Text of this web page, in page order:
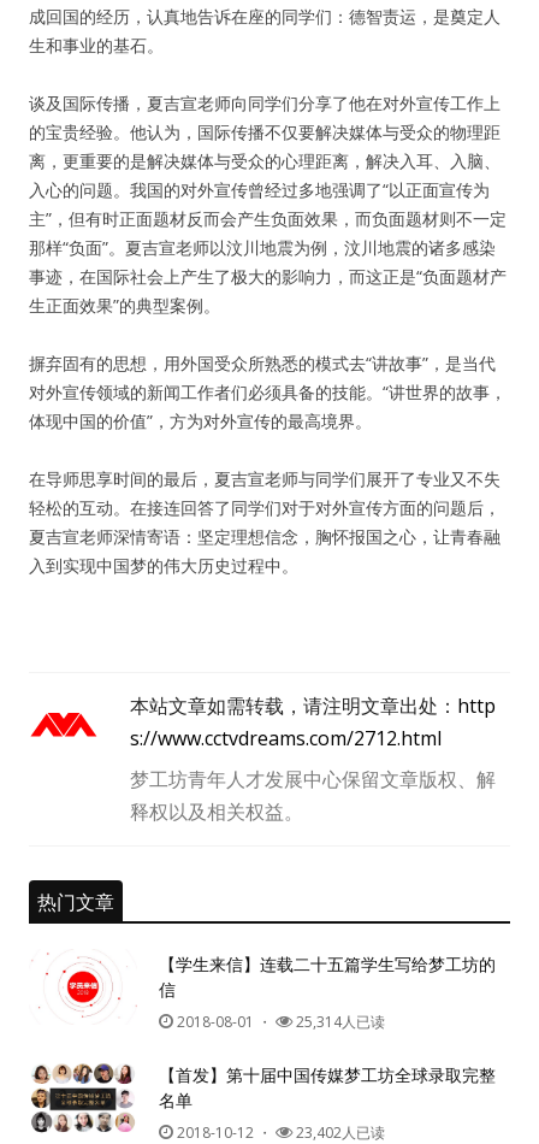
成回国的经历，认真地告诉在座的同学们：德智责运，是奠定⼈
生和事业的基⽯。
谈及国际传播，夏吉宣老师向同学们分享了他在对外宣传工作上
的宝贵经验。他认为，国际传播不仅要解决媒体与受众的物理距
离，更重要的是解决媒体与受众的⼼理距离，解决⼊耳、⼊脑、
⼊心的问题。我国的对外宣传曾经过多地强调了“以正面宣传为
主”，但有时正面题材反而会产生负面效果，而负面题材则不一定
那样“负面”。夏吉宣老师以汶川地震为例，汶川地震的诸多感染
事迹，在国际社会上产生了极大的影响力，而这正是“负面题材产
生正面效果”的典型案例。
摒弃固有的思想，用外国受众所熟悉的模式去“讲故事”，是当代
对外宣传领域的新闻工作者们必须具备的技能。“讲世界的故事，
体现中国的价值”，方为对外宣传的最高境界。
在导师思享时间的最后，夏吉宣老师与同学们展开了专业又不失
轻松的互动。在接连回答了同学们对于对外宣传方面的问题后，
夏吉宣老师深情寄语：坚定理想信念，胸怀报国之心，让青春融
⼊到实现中国梦的伟大历史过程中。
本站文章如需转载，请注明文章出处： http
s://www.cctvdreams.com/2712.html
梦工坊青年人才发展中心保留文章版权、解
释权以及相关权益。
热门文章
【学生来信】连载二十五篇学生写给梦工坊的
信
2018-08-01 ・ 25,314人已读
【首发】第十届中国传媒梦工坊全球录取完整
名单
2018-10-12 ・ 23,402人已读